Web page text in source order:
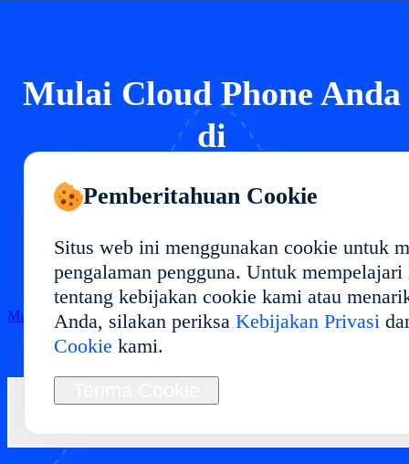
Mulai Cloud Phone Anda
di
Terapkan lingkungan cloud phone di dengan
performa stabil dan penggunaan fleksibel.
Ideal untuk manajemen multi-akun, pengujian
aplikasi, otomasi, dan operasi jangka panjang.
Mulai
Pemberitahuan Cookie
Situs web ini menggunakan cookie untuk
pengalaman pengguna. Untuk
tentang kebijakan cookie kami atau
Anda, silakan periksa Kebijakan Privasi
Cookie kami.